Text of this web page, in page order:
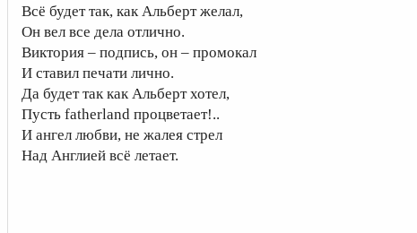
Всё будет так, как Альберт желал,
Он вел все дела отлично.
Виктория – подпись, он – промокал
И ставил печати лично.
Да будет так как Альберт хотел,
Пусть fatherland процветает!..
И ангел любви, не жалея стрел
Над Англией всё летает.